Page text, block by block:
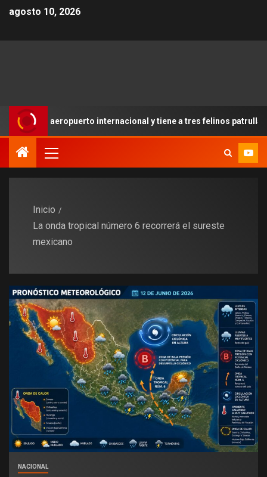
agosto 10, 2026
internacional y tiene a tres felinos patrullando las
Inicio
La onda tropical número 6 recorrerá el sureste
mexicano
NACIONAL